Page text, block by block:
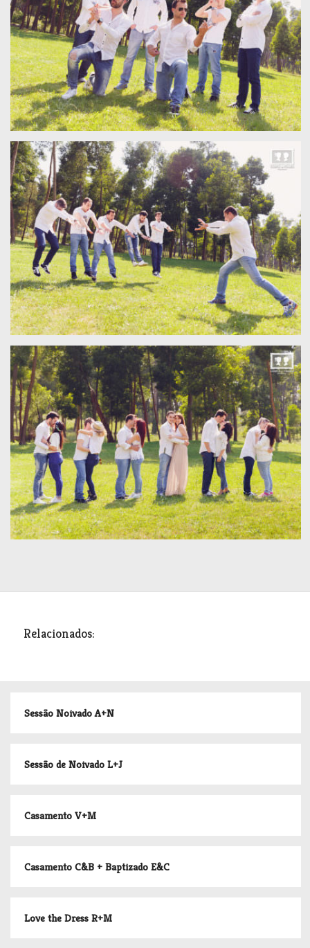
Relacionados:
Sessão Noivado A+N
Sessão de Noivado L+J
Casamento V+M
Casamento C&B + Baptizado E&C
Love the Dress R+M